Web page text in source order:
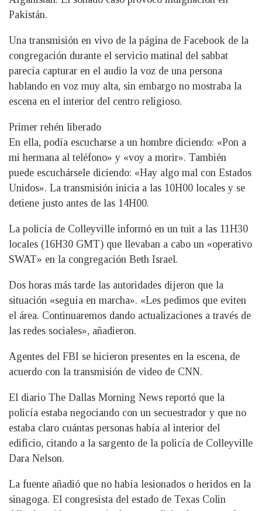
Pakistán.
Una transmisión en vivo de la página de Facebook de la
congregación durante el servicio matinal del sabbat
parecía capturar en el audio la voz de una persona
hablando en voz muy alta, sin embargo no mostraba la
escena en el interior del centro religioso.
Primer rehén liberado
En ella, podía escucharse a un hombre diciendo: «Pon a
mi hermana al teléfono» y «voy a morir». También
puede escuchársele diciendo: «Hay algo mal con Estados
Unidos». La transmisión inicia a las 10H00 locales y se
detiene justo antes de las 14H00.
La policía de Colleyville informó en un tuit a las 11H30
locales (16H30 GMT) que llevaban a cabo un «operativo
SWAT» en la congregación Beth Israel.
Dos horas más tarde las autoridades dijeron que la
situación «seguía en marcha». «Les pedimos que eviten
el área. Continuaremos dando actualizaciones a través de
las redes sociales», añadieron.
Agentes del FBI se hicieron presentes en la escena, de
acuerdo con la transmisión de video de CNN.
El diario The Dallas Morning News reportó que la
policía estaba negociando con un secuestrador y que no
estaba claro cuántas personas había al interior del
edificio, citando a la sargento de la policía de Colleyville
Dara Nelson.
La fuente añadió que no había lesionados o heridos en la
sinagoga. El congresista del estado de Texas Colin